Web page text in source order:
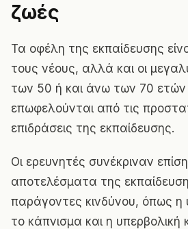
ζωές
Τα οφέλη της εκπαίδευσης
τους νέους, αλλά και οι
των 50 ή και άνω των 70
επωφελούνται από τις
επιδράσεις της εκπαίδευσης.
Οι ερευνητές συνέκριναν
αποτελέσματα της
παράγοντες κινδύνου, όπως η
το κάπνισμα και η